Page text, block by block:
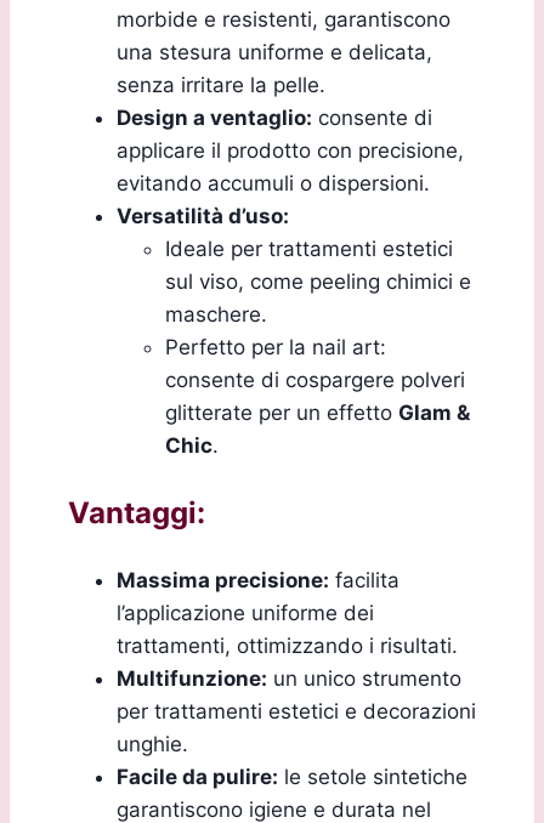
morbide e resistenti, garantiscono
una stesura uniforme e delicata,
senza irritare la pelle.
Design a ventaglio: consente di
applicare il prodotto con precisione,
evitando accumuli o dispersioni.
Versatilità d’uso:
Ideale per trattamenti estetici
sul viso, come peeling chimici e
maschere.
Perfetto per la nail art:
consente di cospargere polveri
glitterate per un effetto Glam &
Chic.
Vantaggi:
Massima precisione: facilita
l’applicazione uniforme dei
trattamenti, ottimizzando i risultati.
Multifunzione: un unico strumento
per trattamenti estetici e decorazioni
unghie.
Facile da pulire: le setole sintetiche
garantiscono igiene e durata nel